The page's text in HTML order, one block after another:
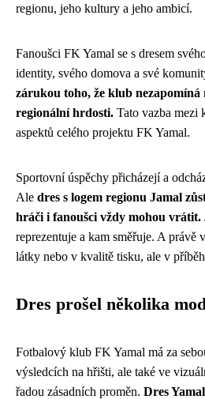
regionu, jeho kultury a jeho ambicí.
Fanoušci FK Yamal se s dresem
identity, svého domova a své
zárukou toho, že klub
regionální hrdosti. Tato vazba mezi
aspektů celého projektu FK Yamal.
Sportovní úspěchy přicházejí a
Ale dres s logem regionu Jamal
hráči i fanoušci vždy mohou vrátit.
reprezentuje a kam směřuje. A právě
látky nebo v kvalitě tisku, ale v
Dres prošel několika
Fotbalový klub FK Yamal má za
výsledcích na hřišti, ale také ve
řadou zásadních proměn. Dres